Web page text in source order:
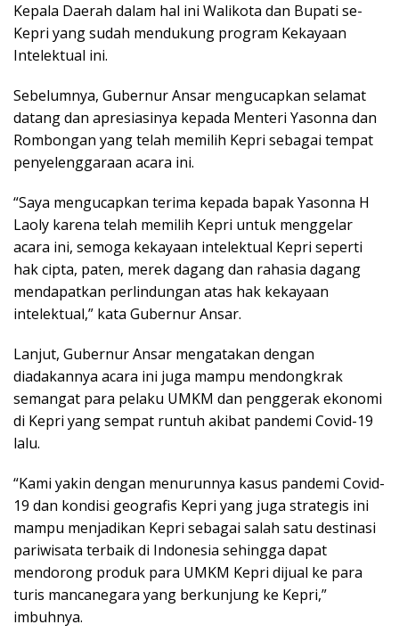
Kepala Daerah dalam hal ini Walikota dan Bupati se-
Kepri yang sudah mendukung program Kekayaan
Intelektual ini.
Sebelumnya, Gubernur Ansar mengucapkan selamat
datang dan apresiasinya kepada Menteri Yasonna dan
Rombongan yang telah memilih Kepri sebagai tempat
penyelenggaraan acara ini.
“Saya mengucapkan terima kepada bapak Yasonna H
Laoly karena telah memilih Kepri untuk menggelar
acara ini, semoga kekayaan intelektual Kepri seperti
hak cipta, paten, merek dagang dan rahasia dagang
mendapatkan perlindungan atas hak kekayaan
intelektual,” kata Gubernur Ansar.
Lanjut, Gubernur Ansar mengatakan dengan
diadakannya acara ini juga mampu mendongkrak
semangat para pelaku UMKM dan penggerak ekonomi
di Kepri yang sempat runtuh akibat pandemi Covid-19
lalu.
“Kami yakin dengan menurunnya kasus pandemi Covid-
19 dan kondisi geografis Kepri yang juga strategis ini
mampu menjadikan Kepri sebagai salah satu destinasi
pariwisata terbaik di Indonesia sehingga dapat
mendorong produk para UMKM Kepri dijual ke para
turis mancanegara yang berkunjung ke Kepri,”
imbuhnya.